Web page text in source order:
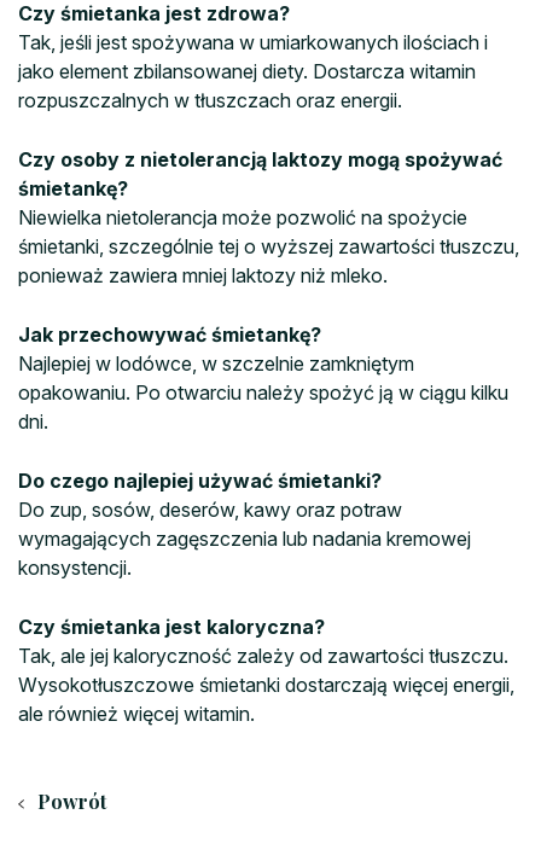
Czy śmietanka jest zdrowa?
Tak, jeśli jest spożywana w umiarkowanych ilościach i
jako element zbilansowanej diety. Dostarcza witamin
rozpuszczalnych w tłuszczach oraz energii.
Czy osoby z nietolerancją laktozy mogą spożywać
śmietankę?
Niewielka nietolerancja może pozwolić na spożycie
śmietanki, szczególnie tej o wyższej zawartości tłuszczu,
ponieważ zawiera mniej laktozy niż mleko.
Jak przechowywać śmietankę?
Najlepiej w lodówce, w szczelnie zamkniętym
opakowaniu. Po otwarciu należy spożyć ją w ciągu kilku
dni.
Do czego najlepiej używać śmietanki?
Do zup, sosów, deserów, kawy oraz potraw
wymagających zagęszczenia lub nadania kremowej
konsystencji.
Czy śmietanka jest kaloryczna?
Tak, ale jej kaloryczność zależy od zawartości tłuszczu.
Wysokotłuszczowe śmietanki dostarczają więcej energii,
ale również więcej witamin.
Powrót